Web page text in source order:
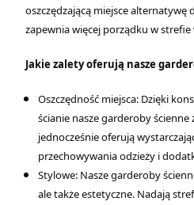
oszczędzającą miejsce
zapewnia więcej porządku w strefie
Jakie zalety oferują nasze
Oszczędność miejsca: Dzięki
ścianie nasze garderoby ścienne
jednocześnie oferują
przechowywania odzieży i
Stylowe: Nasze garderoby
ale także estetyczne. Nadają